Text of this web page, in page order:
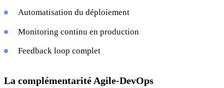
Automatisation du déploiement
Monitoring continu en production
Feedback loop complet
La complémentarité Agile-DevOps